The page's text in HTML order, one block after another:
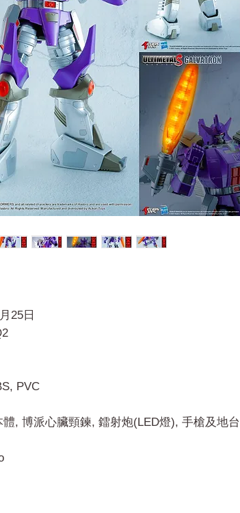
25日
PVC
, 博派心臟頸鍊, 鐳射炮(LED燈), 手槍及地台